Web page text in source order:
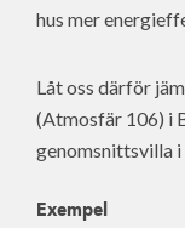
hus mer
Låt oss därför
(Atmosfär 106) i
genomsnittsvilla i
Exempel